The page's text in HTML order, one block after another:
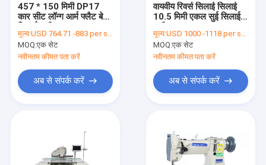
457 * 150 मिमी DP17
कार सीट लॉन्ग आर्म फ्लैट बेड
मूल्य:USD 764.71 -883 per set
MOQ:एक सेट
नवीनतम कीमत पता करें
अब से संपर्क करें
वायवीय रिवर्स सिलाई सिलाई
10.5 मिमी एकल सुई सिलाई
मूल्य:USD 1000 -1118 per set
MOQ:एक सेट
नवीनतम कीमत पता करें
अब से संपर्क करें